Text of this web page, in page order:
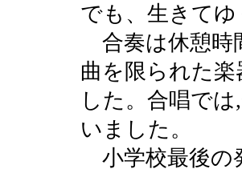
でも、生きて
合奏は休憩時
曲を限られた
した。合唱で
いました。
小学校最後の